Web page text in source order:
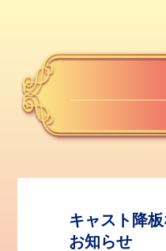
キャスト降
お知らせ